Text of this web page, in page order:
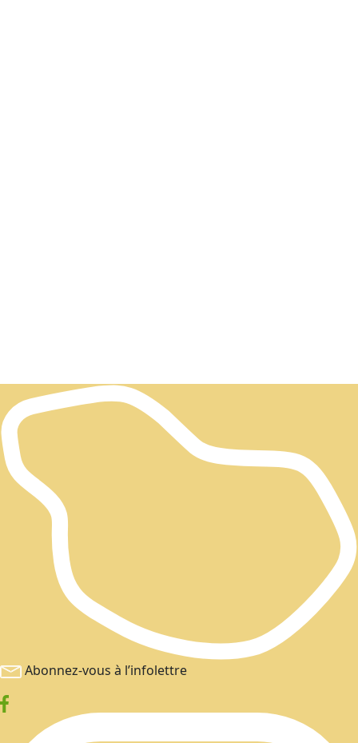
Abonnez-vous à l’infolettre